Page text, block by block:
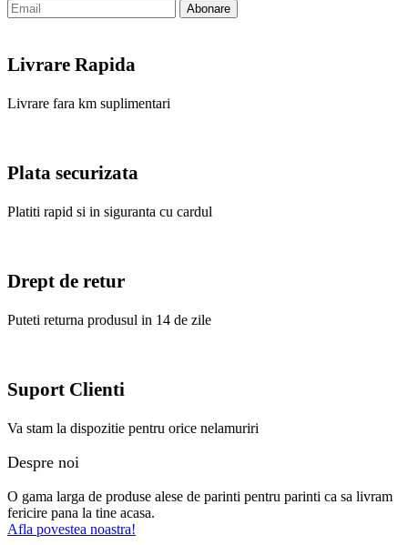
Abonare
Livrare Rapida
Livrare fara km suplimentari
Plata securizata
Platiti rapid si in siguranta cu cardul
Drept de retur
Puteti returna produsul in 14 de zile
Suport Clienti
Va stam la dispozitie pentru orice nelamuriri
Despre noi
O gama larga de produse alese de parinti pentru parinti ca sa livram
fericire pana la tine acasa.
Afla povestea noastra!